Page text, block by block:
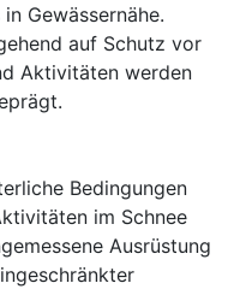
Gewässernähe.
auf Schutz vor
Aktivitäten werden
Bedingungen
im Schnee
Ausrüstung